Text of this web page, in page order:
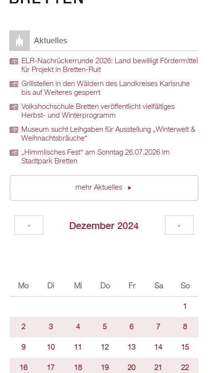
Aktuelles
ELR-Nachrückerrunde 2026: Land bewilligt Fördermittel
für Projekt in Bretten-Ruit
Grillstellen in den Wäldern des Landkreises Karlsruhe
bis auf Weiteres gesperrt
Volkshochschule Bretten veröffentlicht vielfältiges
Herbst- und Winterprogramm
Museum sucht Leihgaben für Ausstellung „Winterwelt &
Weihnachtsbräuche“
„Himmlisches Fest“ am Sonntag 26.07.2026 im
Stadtpark Bretten
mehr Aktuelles
Dezember 2024
« »
Mo Di Mi Do Fr Sa So
1
2 3 4 5 6 7 8
9 10 11 12 13 14 15
16 17 18 19 20 21 22